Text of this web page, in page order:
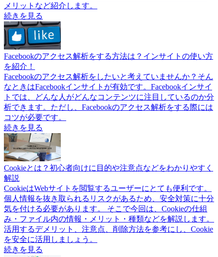
メリットなど紹介します。
続きを見る
Facebookのアクセス解析をする方法は？インサイトの使い方
を紹介！
Facebookのアクセス解析をしたいと考えていませんか？そん
なときはFacebookインサイトが有効です。Facebookインサイ
トでは、どんな人がどんなコンテンツに注目しているのか分
析できます。ただし、Facebookのアクセス解析をする際には
コツが必要です。
続きを見る
Cookieとは？初心者向けに目的や注意点などをわかりやすく
解説
CookieはWebサイトを閲覧するユーザーにとても便利です。
個人情報を抜き取られるリスクがあるため、安全対策に十分
気を付ける必要があります。 そこで今回は、Cookieの仕組
み・ファイル内の情報・メリット・種類などを解説します。
活用するデメリット、注意点、削除方法を参考にし、Cookie
を安全に活用しましょう。
続きを見る